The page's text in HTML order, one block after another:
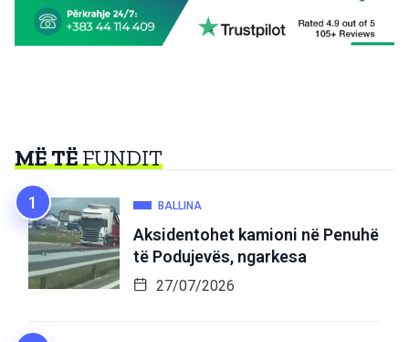
MË TËFUNDIT
BALLINA
Aksidentohet kamioni në Penuhë
të Podujevës, ngarkesa
27/07/2026